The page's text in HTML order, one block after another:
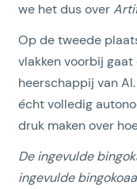
we het dus over
Op de tweede
vlakken voorbij
heerschappij van
écht volledig
druk maken over
De ingevulde
ingevulde